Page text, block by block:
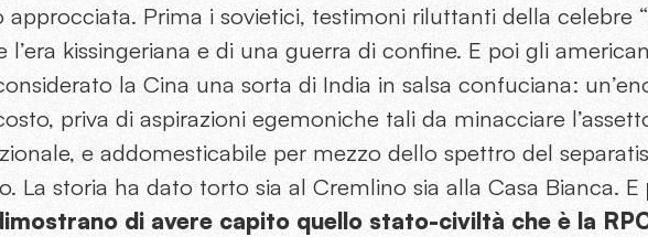
approcciata. Prima i sovietici, testimoni riluttanti della celebre
l’era kissingeriana e di una guerra di confine. E poi gli
la Cina una sorta di India in salsa confuciana:
priva di aspirazioni egemoniche tali da minacciare
e addomesticabile per mezzo dello spettro del
La storia ha dato torto sia al Cremlino sia alla Casa Bianca. E
di avere capito quello stato-civiltà che è la